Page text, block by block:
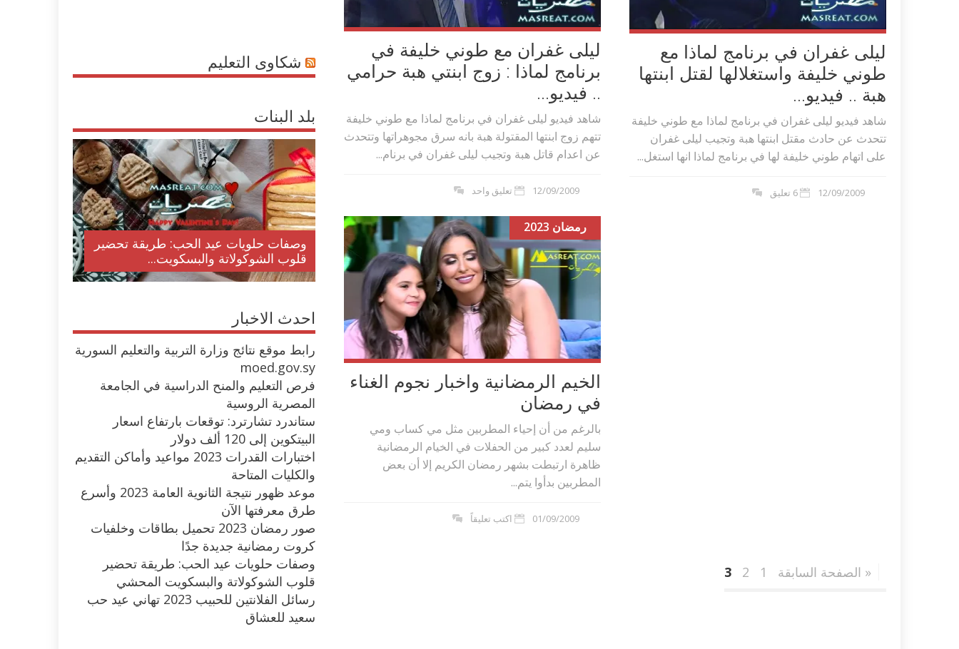
ليلى غفران مع طوني خليفة في
برنامج لماذا : زوج ابنتي هبة حرامي
.. فيديو...
شاهد فيديو ليلى غفران في برنامج لماذا مع طوني خليفة
تتهم زوج ابنتها المقتولة هبة بانه سرق مجوهراتها وتتحدث
عن اعدام قاتل هبة وتجيب ليلى غفران في برنام...
12/09/2009 تعليق واحد
ليلى غفران في برنامج لماذا مع
طوني خليفة واستغلالها لقتل ابنتها
هبة .. فيديو...
شاهد فيديو ليلى غفران في برنامج لماذا مع طوني خليفة
تتحدث عن حادث مقتل ابنتها هبة وتجيب ليلى غفران
على اتهام طوني خليفة لها في برنامج لماذا انها استغل...
12/09/2009 6 تعليق
رمضان 2023
الخيم الرمضانية واخبار نجوم الغناء
في رمضان
بالرغم من أن إحياء المطربين مثل مي كساب ومي
سليم لعدد كبير من الحفلات في الخيام الرمضانية
ظاهرة ارتبطت بشهر رمضان الكريم إلا أن بعض
المطربين بدأوا يتم...
01/09/2009 اكتب تعليقاً
« الصفحة السابقة 1
2
3
شكاوى التعليم
بلد البنات
وصفات حلويات عيد الحب: طريقة تحضير
قلوب الشوكولاتة والبسكويت...
وصفات أكلات عيد راس السنة الميلادية
والميلاد المجيد الكريسما...
احدث الاخبار
رابط موقع نتائج وزارة التربية والتعليم السورية
moed.gov.sy
فرص التعليم والمنح الدراسية في الجامعة
المصرية الروسية
ستاندرد تشارترد: توقعات بارتفاع اسعار
البيتكوين إلى 120 ألف دولار
اختبارات القدرات 2023 مواعيد وأماكن التقديم
والكليات المتاحة
موعد ظهور نتيجة الثانوية العامة 2023 وأسرع
طرق معرفتها الآن
صور رمضان 2023 تحميل بطاقات وخلفيات
كروت رمضانية جديدة جدًا
وصفات حلويات عيد الحب: طريقة تحضير
قلوب الشوكولاتة والبسكويت المحشي
رسائل الفلانتين للحبيب 2023 تهاني عيد حب
سعيد للعشاق